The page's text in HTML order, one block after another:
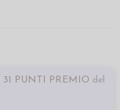
31 PUNTI PREMIO del